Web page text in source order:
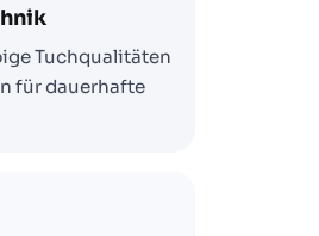
Tuchqualitäten
für dauerhafte